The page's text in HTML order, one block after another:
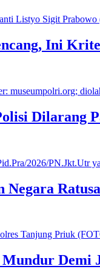
Ini
Dilarang
Negara
Demi